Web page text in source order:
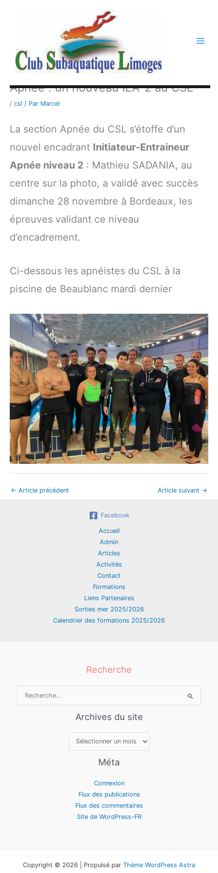
Apnée : un nouveau IEA-2 au CSL
/ csl / Par Marcel
La section Apnée du CSL s’étoffe d’un
nouvel encadrant Initiateur-Entraineur
Apnée niveau 2 : Mathieu SADANIA, au
centre sur la photo, a validé avec succès
dimanche 28 novembre à Bordeaux, les
épreuves validant ce niveau
d’encadrement.
Ci-dessous les apnéistes du CSL à la
piscine de Beaublanc mardi dernier
← Article précédent Article suivant →
Facebook
Accueil
Admin
Articles
Activités
Contact
Formations
Liens Partenaires
Sorties mer 2025/2026
Calendrier des formations 2025/2026
Recherche
Archives du site
Archives
Méta
Connexion
Flux des publications
Flux des commentaires
Site de WordPress-FR
Copyright © 2026 | Propulsé par Thème WordPress Astra